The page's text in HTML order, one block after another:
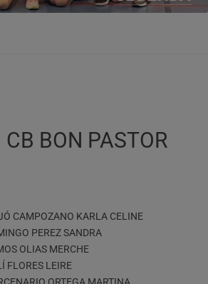
CB BON PASTOR
CAMPOZANO KARLA CELINE
PEREZ SANDRA
OLIAS MERCHE
FLORES LEIRE